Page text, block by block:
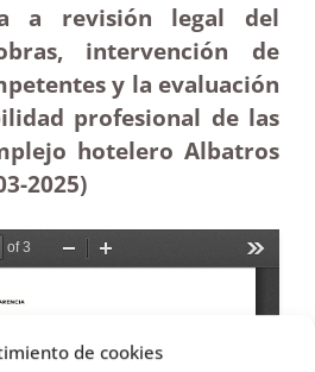
de cookies
a revisión legal del
intervención de
y la evaluación
profesional de las
hotelero Albatros
-2025)